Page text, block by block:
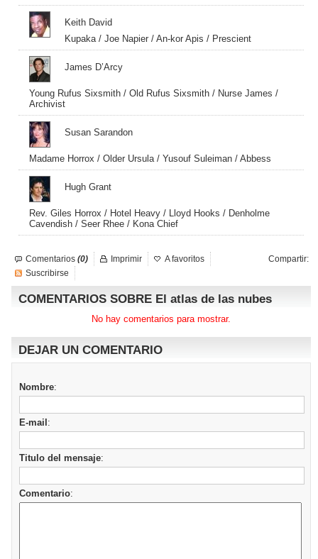
Keith David
Kupaka / Joe Napier / An-kor Apis / Prescient
James D’Arcy
Young Rufus Sixsmith / Old Rufus Sixsmith / Nurse James /
Archivist
Susan Sarandon
Madame Horrox / Older Ursula / Yusouf Suleiman / Abbess
Hugh Grant
Rev. Giles Horrox / Hotel Heavy / Lloyd Hooks / Denholme
Cavendish / Seer Rhee / Kona Chief
Comentarios (0) Compartir:
Imprimir
A favoritos
Suscribirse
COMENTARIOS SOBRE El atlas de las nubes
No hay comentarios para mostrar.
DEJAR UN COMENTARIO
Nombre:
E-mail :
Titulo del mensaje:
Comentario: